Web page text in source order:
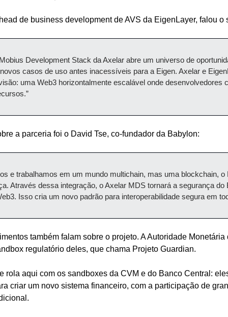
de business development de AVS da EigenLayer, falou o
Development Stack da Axelar abre um universo de
casos de uso antes inacessíveis para a Eigen. Axelar e
uma Web3 horizontalmente escalável onde desenvolvedores
a parceria foi o David Tse, co-fundador da Babylon:
e trabalhamos em um mundo multichain, mas uma blockchain, o
Através dessa integração, o Axelar MDS tornará a segurança do
Isso cria um novo padrão para interoperabilidade segura em
também falam sobre o projeto. A Autoridade
regulatório deles, que chama Projeto Guardian.
rola aqui com os sandboxes da CVM e do Banco Central:
criar um novo sistema financeiro, com a participação de